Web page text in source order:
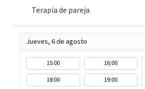
Terapia de pareja
Jueves, 6 de agosto
15:00 16:00
18:00
19:00